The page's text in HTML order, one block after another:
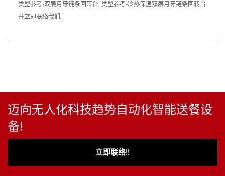
类型参考-双层月牙链条回转台 类型参考-冷热保温双层月牙链条回转台
并立即联络我们
迈向无人化科技趋势自动化智能送餐设
备!
立即联络!!